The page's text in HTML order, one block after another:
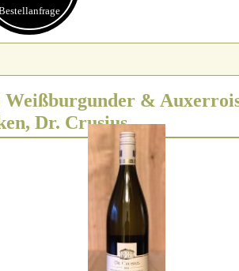
Weißburgunder &
Dr. Crusius